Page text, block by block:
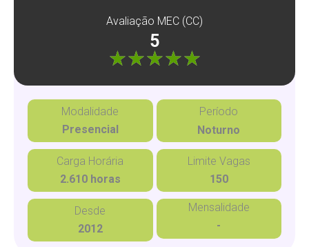
Avaliação MEC (CC)
5
Modalidade
Presencial
Período
Noturno
Carga Horária
2.610 horas
Limite Vagas
150
Desde
2012
Mensalidade
-